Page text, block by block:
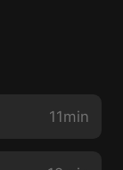
11min